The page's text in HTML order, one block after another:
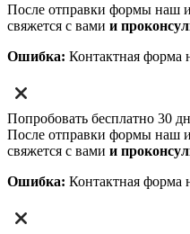
После отправки формы наш
свяжется с вами и
Ошибка: Контактная форма
Попробовать бесплатно 30
После отправки формы наш
свяжется с вами и
Ошибка: Контактная форма